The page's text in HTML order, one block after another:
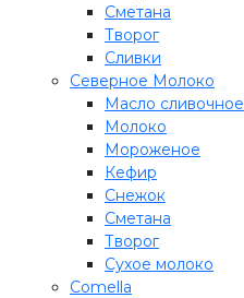
Сметана
Творог
Сливки
Северное Молоко
Масло сливочное
Молоко
Мороженое
Кефир
Снежок
Сметана
Творог
Сухое молоко
Comеlla